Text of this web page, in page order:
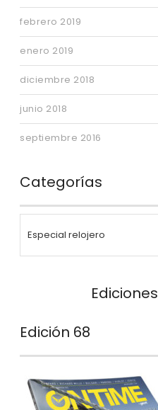
febrero 2019
enero 2019
diciembre 2018
junio 2018
septiembre 2016
Categorías
Ediciones
Edición 68